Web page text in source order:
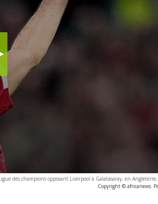
des champions opposant Liverpool à Galatasaray, en
Copyright © africanews